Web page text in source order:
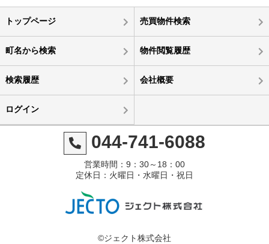
トップページ 売買物件検索
町名から検索 物件閲覧履歴
検索履歴 会社概要
ログイン
044-741-6088
営業時間：9：30～18：00
定休日：火曜日・水曜日・祝日
©ジェクト株式会社